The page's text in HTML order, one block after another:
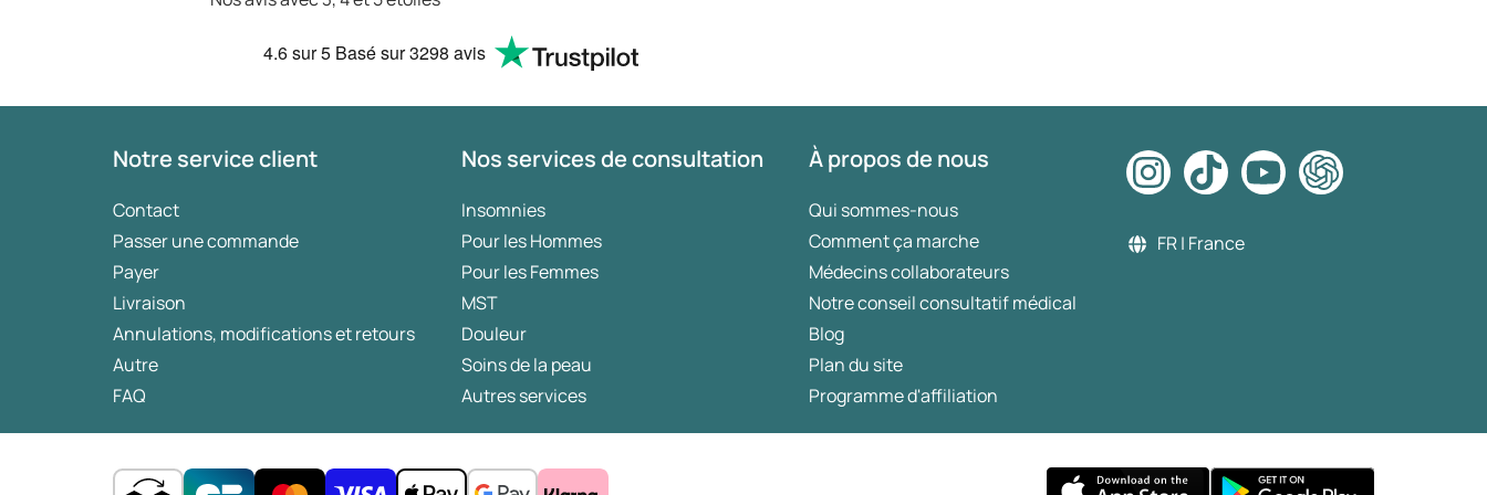
4.6sur 5 Basé sur3298 avis
Notre service client
Contact
Passer une commande
Payer
Livraison
Annulations, modifications et retours
Autre
FAQ
Nos services de consultation
Insomnies
Pour les Hommes
Pour les Femmes
MST
Douleur
Soins de la peau
Autres services
À propos de nous
Qui sommes-nous
Comment ça marche
Médecins collaborateurs
Notre conseil consultatif médical
Blog
Plan du site
Programme d'affiliation
FR | France